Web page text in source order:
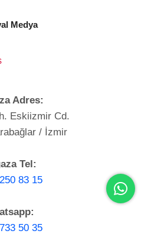
Medya
Adres:
Eskiizmir Cd.
/ İzmir
Tel:
83 15
50 35